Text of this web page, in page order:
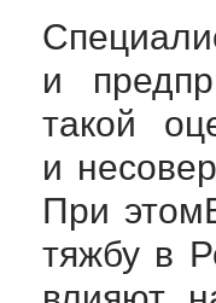
и
такой
и
При
тяжбу в